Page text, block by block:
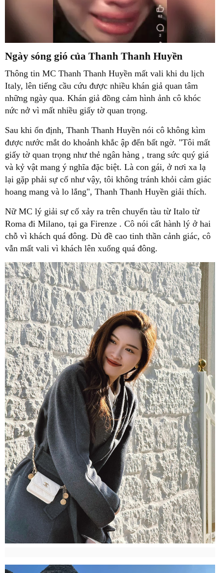
Ngày sóng gió của Thanh Thanh Huyền
Thông tin MC Thanh Thanh Huyền mất vali khi du lịch
Italy, lên tiếng cầu cứu được nhiều khán giả quan tâm
những ngày qua. Khán giả đồng cảm hình ảnh cô khóc
nức nở vì mất nhiều giấy tờ quan trọng.
Sau khi ổn định, Thanh Thanh Huyền nói cô không kìm
được nước mắt do khoảnh khắc ập đến bất ngờ. "Tôi mất
giấy tờ quan trọng như thẻ ngân hàng , trang sức quý giá
và kỷ vật mang ý nghĩa đặc biệt. Là con gái, ở nơi xa lạ
lại gặp phải sự cố như vậy, tôi không tránh khỏi cảm giác
hoang mang và lo lắng", Thanh Thanh Huyền giải thích.
Nữ MC lý giải sự cố xảy ra trên chuyến tàu từ Italo từ
Roma đi Milano, tại ga Firenze . Cô nói cất hành lý ở hai
chỗ vì khách quá đông. Dù đề cao tinh thần cảnh giác, cô
vẫn mất vali vì khách lên xuống quá đông.